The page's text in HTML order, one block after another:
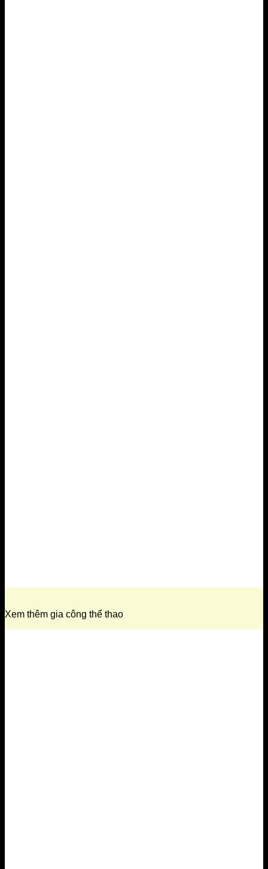
Xem thêm gia công thể thao